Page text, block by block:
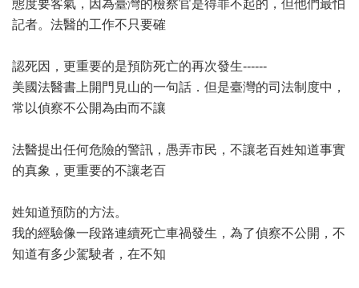
態度要客氣，因為臺灣的檢察官是得罪不起的，但他們最怕
記者。法醫的工作不只要確
認死因，更重要的是預防死亡的再次發生------
美國法醫書上開門見山的一句話．但是臺灣的司法制度中，
常以偵察不公開為由而不讓
法醫提出任何危險的警訊，愚弄市民，不讓老百姓知道事實
的真象，更重要的不讓老百
姓知道預防的方法。
我的經驗像一段路連續死亡車禍發生，為了偵察不公開，不
知道有多少駕駛者，在不知